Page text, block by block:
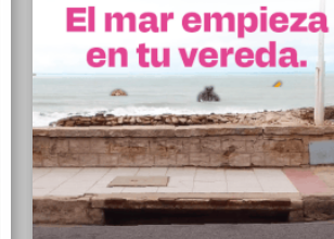
01/07/2024 15:39
El STM habilitó una línea de WhatsApp para
denunciar irregularidades de la gestión de
Montenegro
01/07/2024 15:36
Desde este lunes, la nafta y el gasoil
aumentaron hasta un 4%
01/07/2024 15:32
El dólar blue no para de batir récords en Mar
del Plata